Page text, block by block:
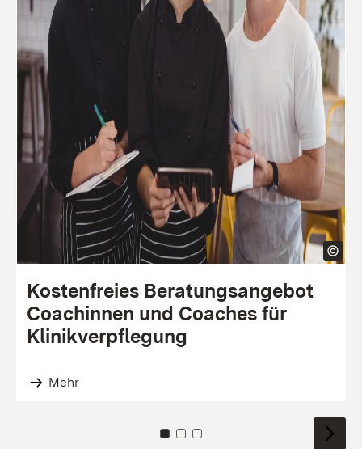
Kostenfreies Beratungsangebot
Coachinnen und Coaches für
Klinikverpflegung
Mehr
Zu Kachel: 0
Zu Kachel: 1
Zu Kachel: 2